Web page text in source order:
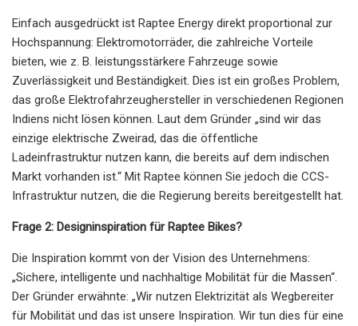
Einfach ausgedrückt ist Raptee Energy direkt proportional zur
Hochspannung: Elektromotorräder, die zahlreiche Vorteile
bieten, wie z. B. leistungsstärkere Fahrzeuge sowie
Zuverlässigkeit und Beständigkeit. Dies ist ein großes Problem,
das große Elektrofahrzeughersteller in verschiedenen Regionen
Indiens nicht lösen können. Laut dem Gründer „sind wir das
einzige elektrische Zweirad, das die öffentliche
Ladeinfrastruktur nutzen kann, die bereits auf dem indischen
Markt vorhanden ist.“ Mit Raptee können Sie jedoch die CCS-
Infrastruktur nutzen, die die Regierung bereits bereitgestellt hat.
Frage 2: Designinspiration für Raptee Bikes?
Die Inspiration kommt von der Vision des Unternehmens:
„Sichere, intelligente und nachhaltige Mobilität für die Massen“.
Der Gründer erwähnte: „Wir nutzen Elektrizität als Wegbereiter
für Mobilität und das ist unsere Inspiration. Wir tun dies für eine